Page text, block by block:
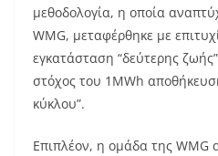
μεθοδολογία, η οποία
WMG, μεταφέρθηκε με
εγκατάσταση “δεύτερης
στόχος του 1MWh
κύκλου”.
Επιπλέον, η ομάδα της WMG